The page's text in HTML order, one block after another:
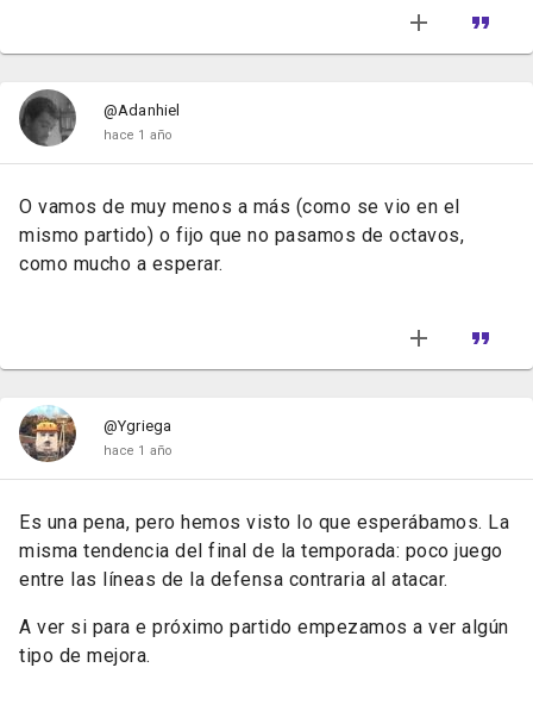
@Adanhiel
hace 1 año
O vamos de muy menos a más (como se vio en el
mismo partido) o fijo que no pasamos de octavos,
como mucho a esperar.
@Ygriega
hace 1 año
Es una pena, pero hemos visto lo que esperábamos. La
misma tendencia del final de la temporada: poco juego
entre las líneas de la defensa contraria al atacar.
A ver si para e próximo partido empezamos a ver algún
tipo de mejora.